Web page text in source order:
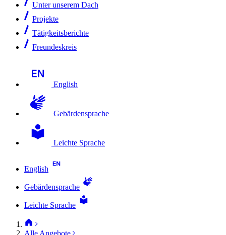
Unter unserem Dach
Projekte
Tätigkeitsberichte
Freundeskreis
English
Gebärdensprache
Leichte Sprache
English
Gebärdensprache
Leichte Sprache
Alle Angebote